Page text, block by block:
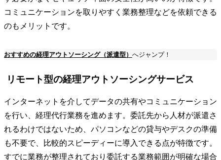
コミュニケーションを取りやすく業務整理などを依頼できる
のもメリットです。
おすすめの経理アウトソーシング（派遣型） へジャンプ！
リモート型の経理アウトソーシングサービス
インターネットを介してデータの共有やコミュニケーション
を行い、経理代行業務を進めます。委託先から人材が派遣さ
れるわけではないため、パソコンなどの貸与やデスクの準備
も不要で、比較的スピーディーに導入できる点が特徴です。
すでに業務が整理されており委託する業務範囲が明確な場合